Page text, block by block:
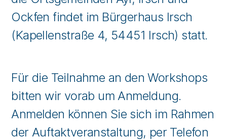
Ockfen findet im Bürgerhaus Irsch
(Kapellenstraße 4, 54451 Irsch) statt.
Für die Teilnahme an den Workshops
bitten wir vorab um Anmeldung.
Anmelden können Sie sich im Rahmen
der Auftaktveranstaltung, per Telefon